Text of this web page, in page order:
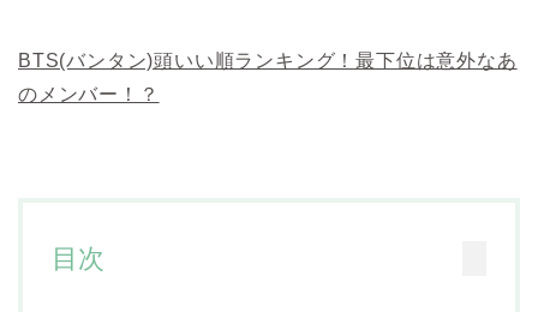
BTS(バンタン)頭いい順ランキング！最下位は意外なあ
のメンバー！？
目次